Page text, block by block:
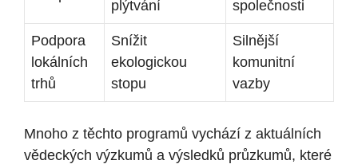
plýtvání společnosti
Podpora
lokálních
‌trhů
Snížit
ekologickou
stopu
Silnější
komunitní​
vazby
Mnoho ‌z těchto ⁤programů‍ vychází z aktuálních
vědeckých výzkumů a⁣ výsledků‍ průzkumů, které